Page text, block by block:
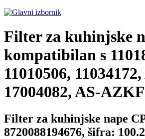
Filter za kuhinjske
kompatibilan s
11010506,
17004082, AS-
Filter za kuhinjske nape
8720088194676, šifra: